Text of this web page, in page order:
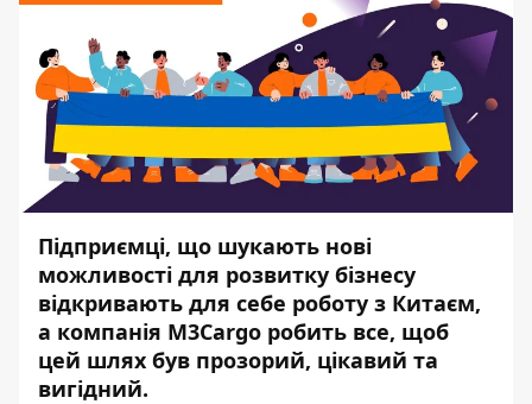
Підприємці, що шукають нові
можливості для розвитку бізнесу
відкривають для себе роботу з Китаєм,
а компанія M3Cargo робить все, щоб
цей шлях був прозорий, цікавий та
вигідний.